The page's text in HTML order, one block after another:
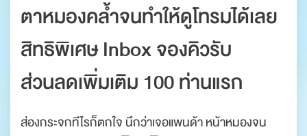
ตาหมองคล้ำจนทำให้ดูโทรมได้เลย
สิทธิพิเศษInbox จองคิวรับ
ส่วนลดเพิ่มเติม 100 ท่านแรก
ส่องกระจกทีไรก็ตกใจ นึกว่าเจอแพนด้า หน้าหมองจน